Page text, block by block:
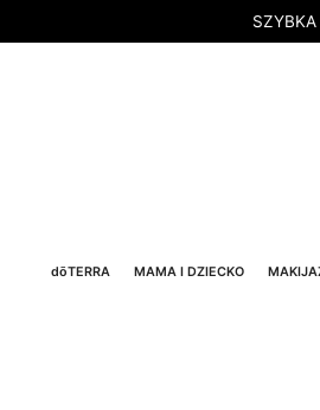
dōTERRA MAMA I DZIECKO